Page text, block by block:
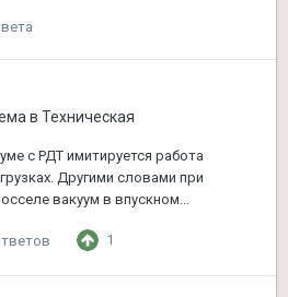
в Техническая
с РДТ имитируется работа
Другими словами при
вакуум в впускном...
1